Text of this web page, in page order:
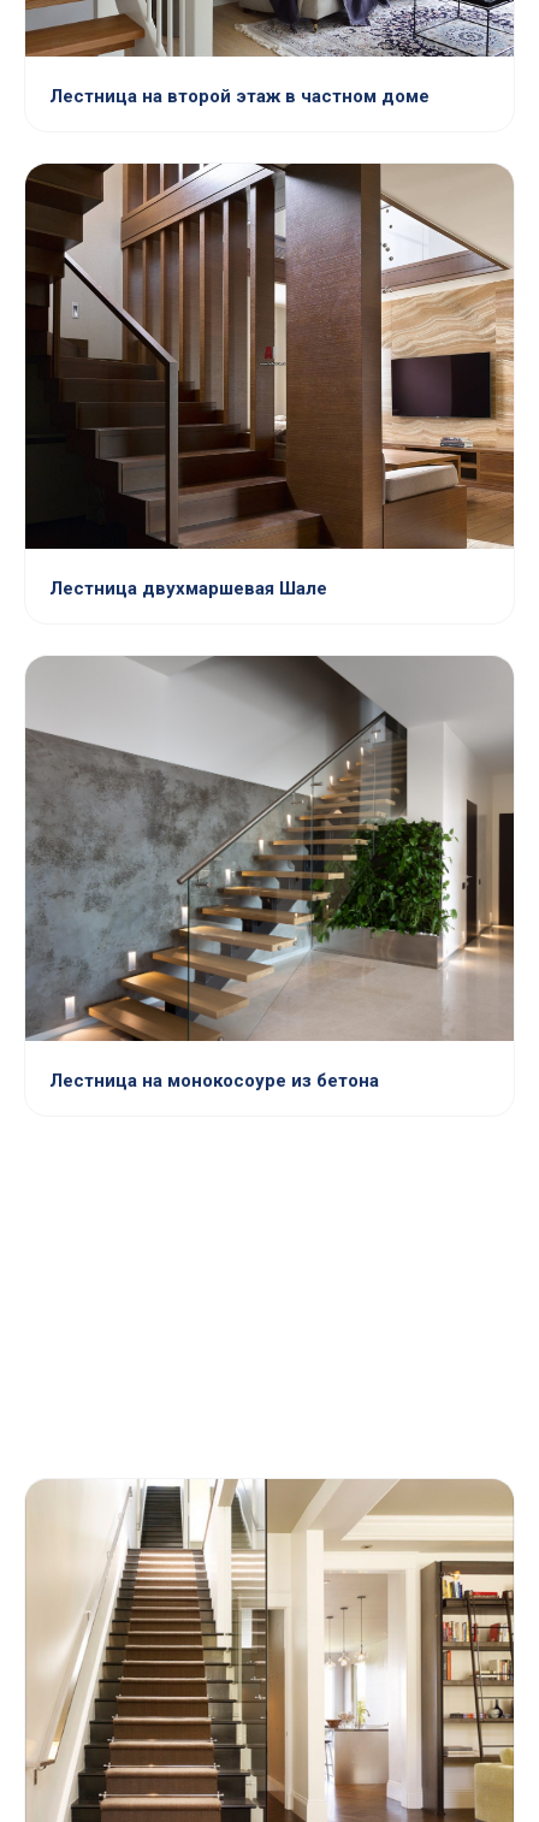
Лестница на второй этаж в частном доме
Лестница двухмаршевая Шале
Лестница на монокосоуре из бетона